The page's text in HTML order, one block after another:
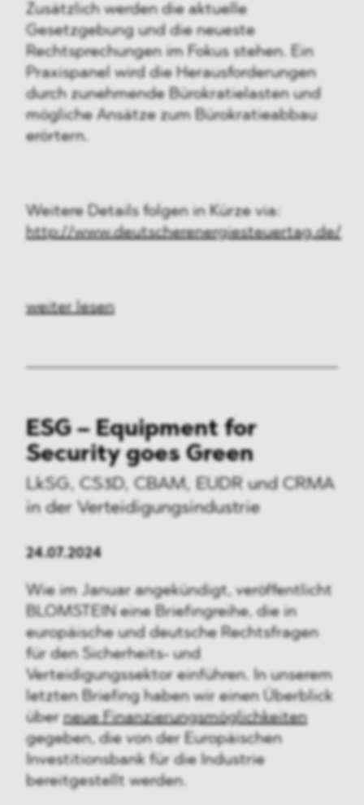
Zusätzlich werden die aktuelle
Gesetzgebung und die neueste
Rechtsprechungen im Fokus stehen. Ein
Praxispanel wird die Herausforderungen
durch zunehmende Bürokratielasten und
mögliche Ansätze zum Bürokratieabbau
erörtern.
Weitere Details folgen in Kürze via:
http://www.deutscherenergiesteuertag.de/
weiter lesen
ESG – Equipment for
Security goes Green
LkSG, CS3D, CBAM, EUDR und CRMA
in derVerteidigungsindustrie
24.07.2024
Wie im Januar angekündigt, veröffentlicht
BLOMSTEIN eine Briefingreihe, die in
europäische und deutsche Rechtsfragen
für den Sicherheits- und
Verteidigungssektor einführen. In unserem
letzten Briefing haben wir einen Überblick
überneue Finanzierungsmöglichkeiten
gegeben, die von der Europäischen
Investitionsbank für die Industrie
bereitgestellt werden.